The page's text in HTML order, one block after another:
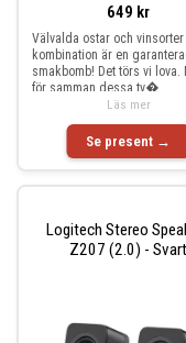
649 kr
Välvalda ostar och vinsorter
kombination är en
smakbomb! Det törs vi lova.
för samman dessa tv�
Se present →
Läs mer
Logitech Stereo
Z207 (2.0) - Svart